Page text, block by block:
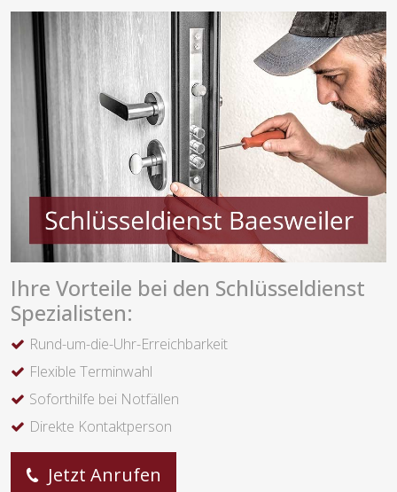
Ihre Vorteile bei den Schlüsseldienst
Spezialisten:
Rund-um-die-Uhr-Erreichbarkeit
Flexible Terminwahl
Soforthilfe bei Notfällen
Direkte Kontaktperson
Jetzt Anrufen